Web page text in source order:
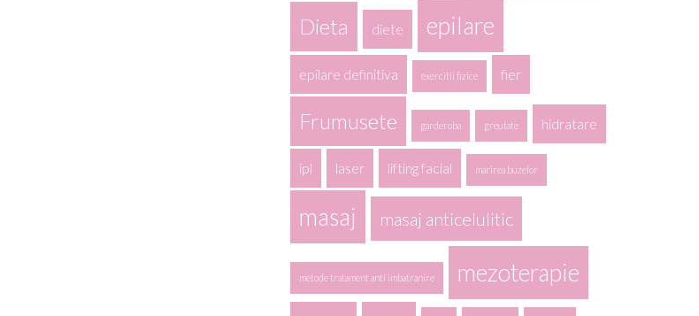
Dieta diete epilare
epilare definitiva exercitii fizice fier
Frumusete garderoba greutate hidratare
ipl laser lifting facial marirea buzelor
masaj masaj anticelulitic
metode tratament anti imbatranire mezoterapie